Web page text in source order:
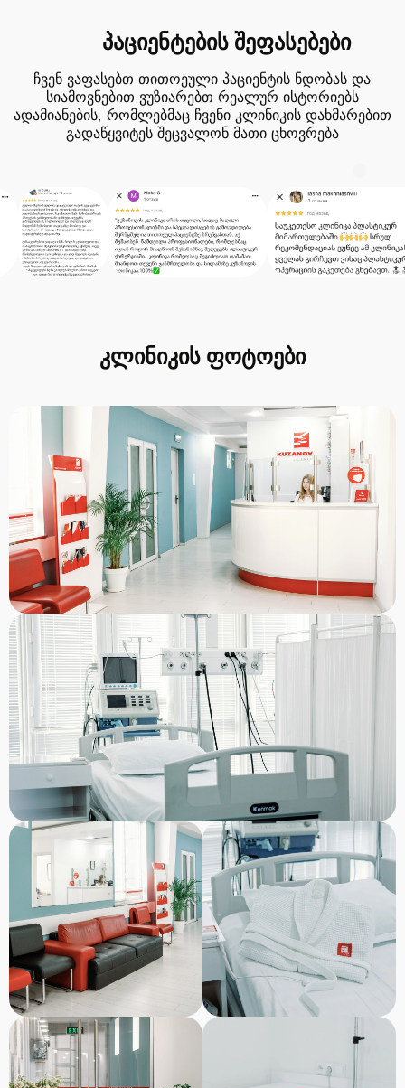
პაციენტების შეფასებები
ჩვენ ვაფასებთ თითოეული პაციენტის ნდობას და
სიამოვნებით ვუზიარებთ რეალურ ისტორიებს
ადამიანების, რომლებმაც ჩვენი კლინიკის დახმარებით
გადაწყვიტეს შეცვალონ მათი ცხოვრება
კლინიკის ფოტოები